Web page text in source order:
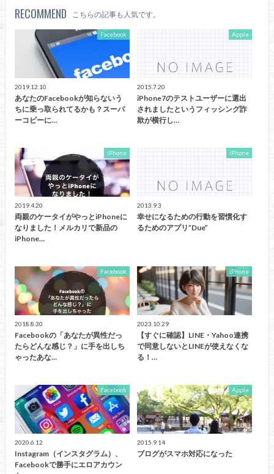
RECOMMEND こちらの記事も人気です。
Facebook
2019.12.10
あなたのFacebookが知らないう
ちに乗っ取られてるかも？スーパ
ーコピーに…
Apple
2015.7.20
iPhone7のテストユーザーに選出
されましたというフィッシング詐
欺が横行し…
iPhone
2019.4.20
両親のケータイがやっとiPhoneに
なりました！メルカリで新品の
iPhone…
iPhone
2013.9.3
幸せになるための行動を習慣化す
るためのアプリ”Due”
Facebook
2018.8.30
Facebookの「あなたが異性だっ
たらどんな感じ？」に手を出しち
ゃったあな…
iPhone
2023.10.29
【すぐに確認】LINE・Yahoo連携
で同意しないとLINEが使えなくな
る！…
Facebook
2020.6.12
Instagram（インスタグラム）、
Facebookで勝手にエロアカウン
Apple
2015.9.14
ブログがスマホ対応になった